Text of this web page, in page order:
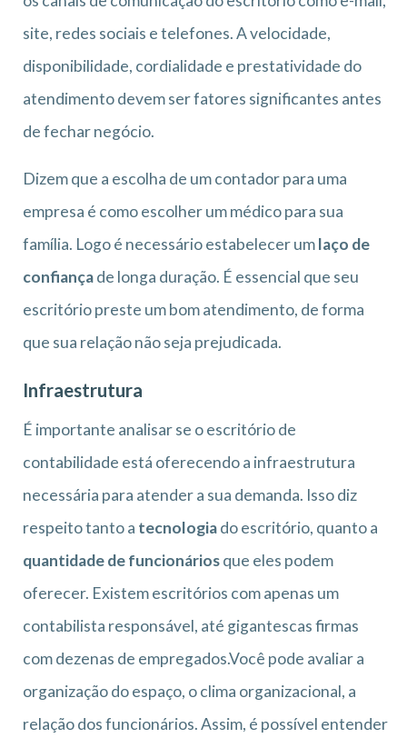
site, redes sociais e telefones. A velocidade,
disponibilidade, cordialidade e prestatividade do
atendimento devem ser fatores significantes antes
de fechar negócio.
Dizem que a escolha de um contador para uma
empresa é como escolher um médico para sua
família. Logo é necessário estabelecer umlaço de
confiançade longa duração. É essencial que seu
escritório preste um bom atendimento, de forma
que sua relação não seja prejudicada.
Infraestrutura
É importante analisar se o escritório de
contabilidade está oferecendo a infraestrutura
necessária para atender a sua demanda. Isso diz
respeito tanto a tecnologiado escritório, quanto a
quantidade de funcionáriosque eles podem
oferecer. Existem escritórios com apenas um
contabilista responsável, até gigantescas firmas
com dezenas de empregados.Você pode avaliar a
organização do espaço, o clima organizacional, a
relação dos funcionários. Assim, é possível entender